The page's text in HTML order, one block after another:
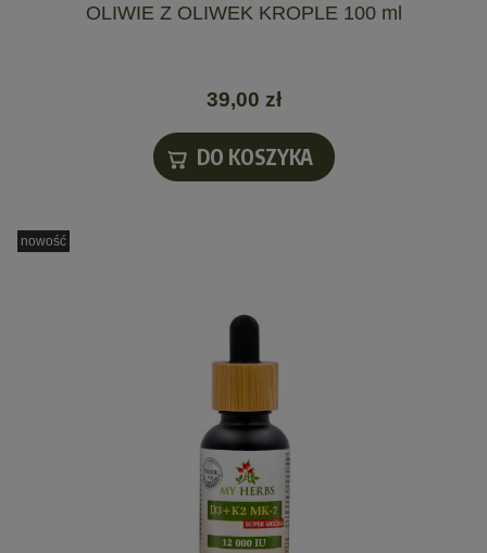
OLIWIE Z OLIWEK KROPLE 100 ml
39,00 zł
DO KOSZYKA
nowość